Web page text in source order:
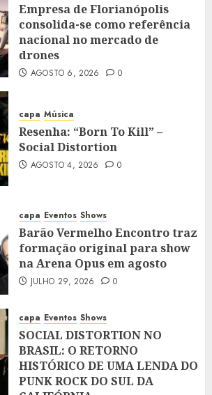
Empresa de Florianópolis
consolida-se como referência
nacional no mercado de
drones
AGOSTO 6, 2026 0
capa Música
Resenha: “Born To Kill” –
Social Distortion
AGOSTO 4, 2026 0
capa Eventos Shows
Barão Vermelho Encontro traz
formação original para show
na Arena Opus em agosto
JULHO 29, 2026 0
capa Eventos Shows
SOCIAL DISTORTION NO
BRASIL: O RETORNO
HISTÓRICO DE UMA LENDA DO
PUNK ROCK DO SUL DA